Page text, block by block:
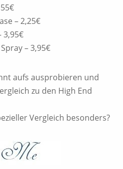
– 2,25€
3,95€
– 3,95€
aufs ausprobieren und
zu den High End
Vergleich besonders?